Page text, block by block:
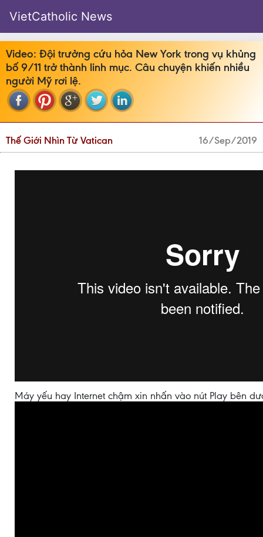
VietCatholic News
Video: Đội trưởng cứu hỏa New York trong vụ khủng
bố 9/11 trở thành linh mục. Câu chuyện khiến nhiều
người Mỹ rơi lệ.
Thế Giới Nhìn Từ Vatican 16/Sep/2019
Máy yếu hay Internet chậm xin nhấn vào nút Play bên